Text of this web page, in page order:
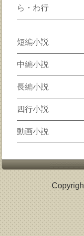
ら・わ行
短編小説
中編小説
長編小説
四行小説
動画小説